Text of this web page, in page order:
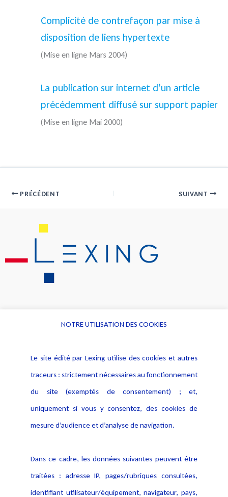
Complicité de contrefaçon par mise à
disposition de liens hypertexte
(Mise en ligne Mars 2004)
La publication sur internet d’un article
précédemment diffusé sur support papier
(Mise en ligne Mai 2000)
PRÉCÉDENT SUIVANT
Alerte professionnelle
Déclaration d'accessibilité
Notice Légale
Politique de protection des
données
Publications
NOTRE UTILISATION DES COOKIES
Le site édité par Lexing utilise des cookies et autres
traceurs : strictement nécessaires au fonctionnement
du site (exemptés de consentement) ; et,
uniquement si vous y consentez, des cookies de
mesure d’audience et d’analyse de navigation.
Dans ce cadre, les données suivantes peuvent être
traitées : adresse IP, pages/rubriques consultées,
identifiant utilisateur/équipement, navigateur, pays,